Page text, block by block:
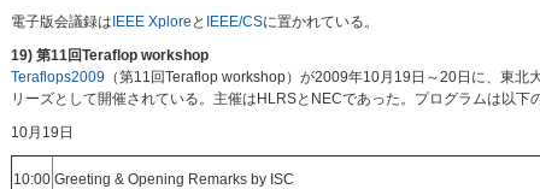
電子版会議録は IEEE Xplore と IEEE/CSに置かれている。
19) 第11回Teraflop workshop
Teraflops2009 （第11回Teraflop workshop）が2009年10月19日～20日に、東
リーズとして開催されている。主催はHLRSとNECであった。プログラムは以下
10月19日
10:00 Greeting & Opening Remarks by ISC